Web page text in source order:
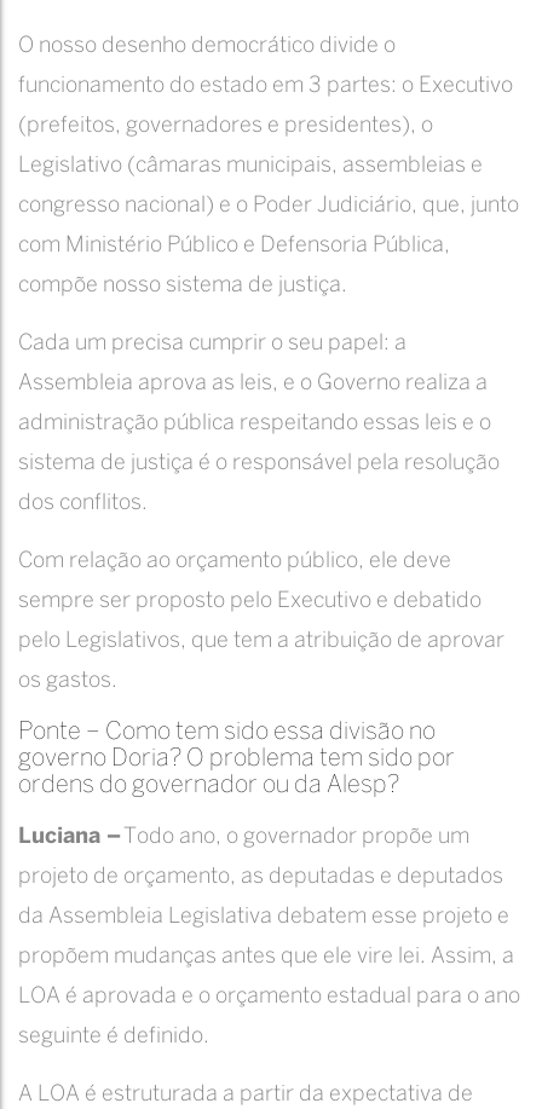
O nosso desenho democrático divide o
funcionamento do estado em 3 partes: o Executivo
(prefeitos, governadores e presidentes), o
Legislativo (câmaras municipais, assembleias e
congresso nacional) e o Poder Judiciário, que, junto
com Ministério Público e Defensoria Pública,
compõe nosso sistema de justiça.
Cada um precisa cumprir o seu papel: a
Assembleia aprova as leis, e o Governo realiza a
administração pública respeitando essas leis e o
sistema de justiça é o responsável pela resolução
dos conflitos.
Com relação ao orçamento público, ele deve
sempre ser proposto pelo Executivo e debatido
pelo Legislativos, que tem a atribuição de aprovar
os gastos.
Ponte – Como tem sido essa divisão no
governo Doria? O problema tem sido por
ordens do governador ou da Alesp?
Luciana –
Todo ano, o governador propõe um
projeto de orçamento, as deputadas e deputados
da Assembleia Legislativa debatem esse projeto e
propõem mudanças antes que ele vire lei. Assim, a
LOA é aprovada e o orçamento estadual para o ano
seguinte é definido.
A LOA é estruturada a partir da expectativa de